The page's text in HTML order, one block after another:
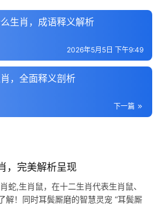
生肖，成语释义解析
2026年5月5日 下午9:49
，全面释义剖析
下一篇
，完美解析呈现
蛇,生肖鼠，在十二生肖代表生肖鼠、
解！同时耳鬓厮磨的智慧灵宠 “耳鬓厮